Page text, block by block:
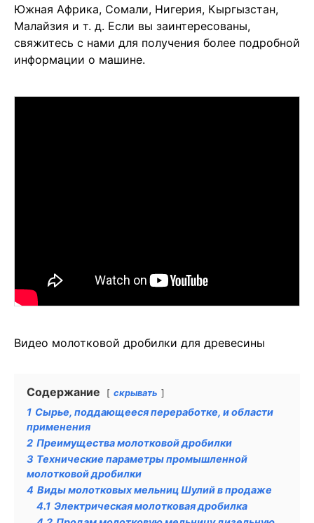
Южная Африка, Сомали, Нигерия, Кыргызстан,
Малайзия и т. д. Если вы заинтересованы,
свяжитесь с нами для получения более подробной
информации о машине.
Видео молотковой дробилки для древесины
Содержание скрывать
1 Сырье, поддающееся переработке, и области
применения
2 Преимущества молотковой дробилки
3 Технические параметры промышленной
молотковой дробилки
4 Виды молотковых мельниц Шулий в продаже
4.1 Электрическая молотковая дробилка